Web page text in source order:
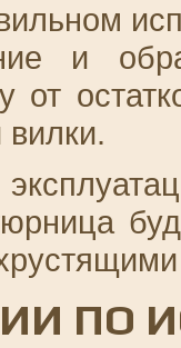
и
от
ПО